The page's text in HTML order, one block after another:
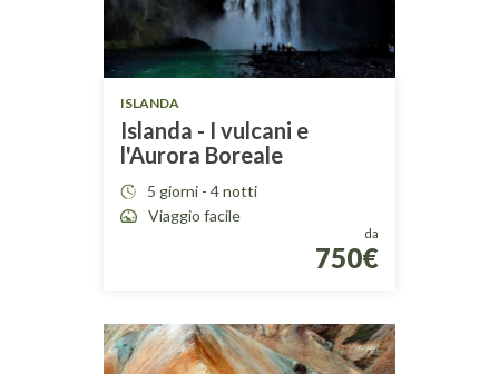
ISLANDA
Islanda - I vulcani e
l'Aurora Boreale
5 giorni - 4 notti
Viaggio facile
da
750€